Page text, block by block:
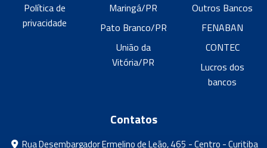
Política de
privacidade
Maringá/PR
Pato Branco/PR
União da
Vitória/PR
Outros Bancos
FENABAN
CONTEC
Lucros dos
bancos
Contatos
Rua Desembargador Ermelino de Leão, 465 - Centro - Curitiba